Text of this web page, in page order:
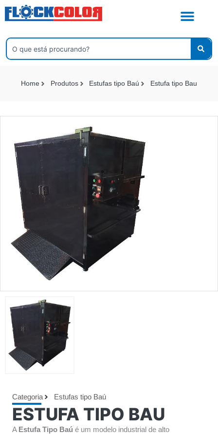
para
conteúdo
Pesquisar
Home Produtos Estufas tipo Baú Estufa tipo Bau
Categoria Estufas tipo Baú
ESTUFA TIPO BAU
A Estufa Tipo Baú é um modelo industrial de alto